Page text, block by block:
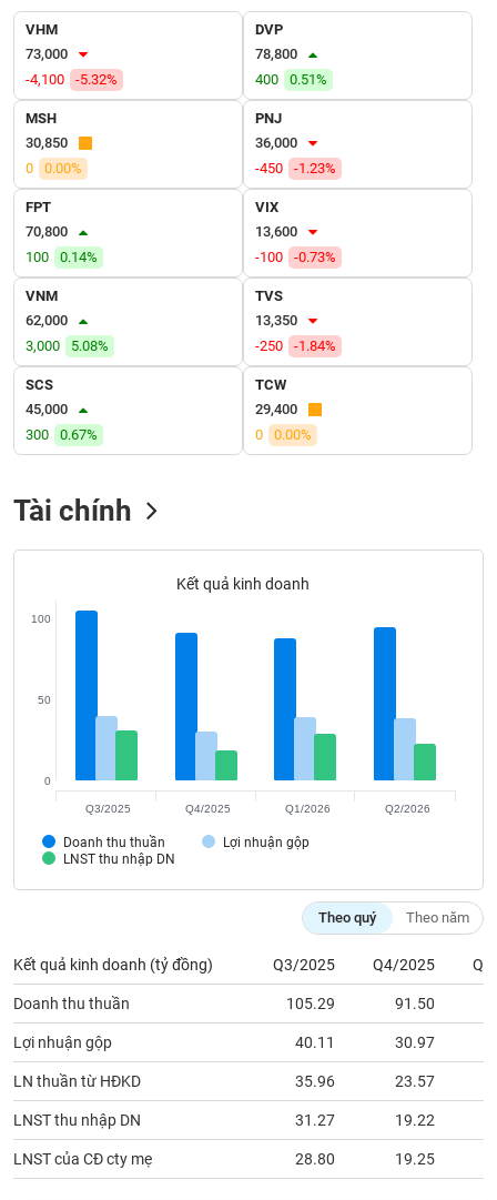
VHM
73,000
-4,100
-5.32%
DVP
78,800
400
0.51%
MSH
30,850
0
0.00%
PNJ
36,000
-450
-1.23%
FPT
70,800
100
0.14%
VIX
13,600
-100
-0.73%
VNM
62,000
3,000
5.08%
TVS
13,350
-250
-1.84%
SCS
45,000
300
0.67%
TCW
29,400
0
0.00%
Tài chính
Kết quả kinh doanh
Doanh thu thuần
Lợi nhuận gộp
LNST thu nhập DN
0
50
100
Q3/2025 Q4/2025 Q1/2026 Q2/2026
Theo quý Theo năm
Kết quả kinh doanh (tỷ đồng) Q3/2025 Q4/2025
Doanh thu thuần 105.29 91.50
Lợi nhuận gộp 40.11 30.97
LN thuần từ HĐKD 35.96 23.57
LNST thu nhập DN 31.27 19.22
LNST của CĐ cty mẹ 28.80 19.25
VỤ
TRUYỀN
THÔNG
TIỆN
ÍCH
BẤT
ĐỘNG
SẢN
Mã
chứng
khoán
(-)
Tất cả Cổ phiếu
Người liên quan
Tin
của
tác
Báo
cáo
phân
tích
(-)
Thuật
ngữ
(-)